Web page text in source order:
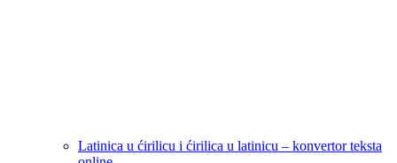
Latinica u ćirilicu i ćirilica u latinicu – konvertor teksta